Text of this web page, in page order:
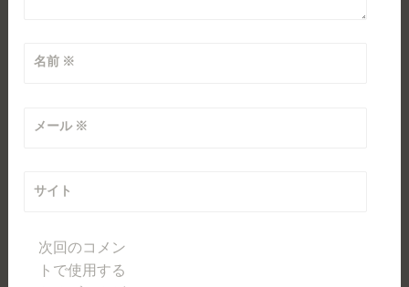
名前 ※
メール ※
サイト
次回のコメン
トで使用する